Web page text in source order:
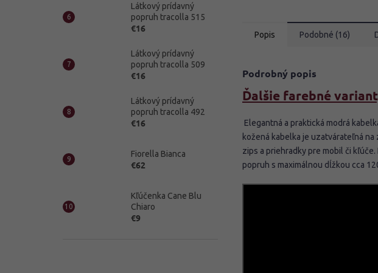
Látkový prídavný
popruh tracolla 515
€16
Látkový prídavný
popruh tracolla 509
€16
Látkový prídavný
popruh tracolla 492
€16
Fiorella Bianca
€62
Kľúčenka Cane Blu
Chiaro
€9
Popis Podobné (16)
Podrobný popis
Ďalšie farebné
Elegantná a praktická modrá
kožená kabelka je uzatvárateľná
zips a priehradky pre mobil či
popruh s maximálnou dĺžkou cca